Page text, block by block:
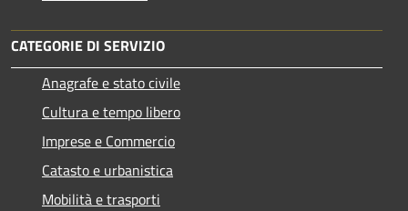
CATEGORIE DI SERVIZIO
Anagrafe e stato civile
Cultura e tempo libero
Imprese e Commercio
Catasto e urbanistica
Mobilità e trasporti